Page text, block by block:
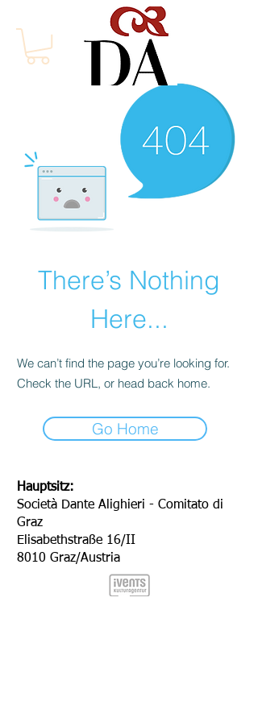
There’s Nothing
Here...
We can’t find the page you’re looking for.
Check the URL, or head back home.
Go Home
Hauptsitz:
Società Dante Alighieri - Comitato di
Graz
Elisabethstraße 16/II
8010 Graz/Austria